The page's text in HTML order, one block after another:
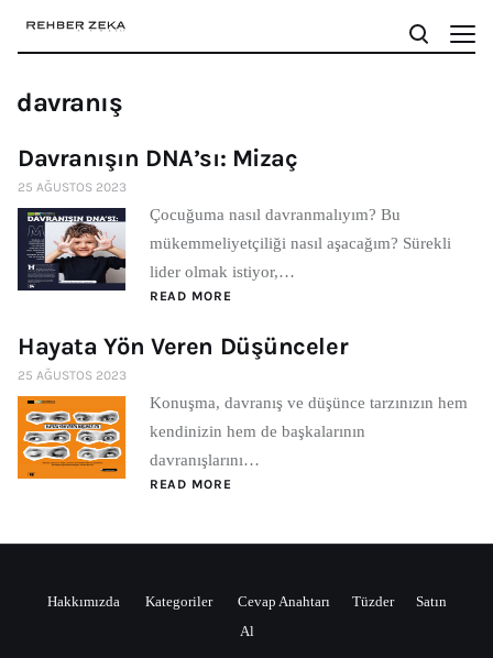
davranış
Davranışın DNA’sı: Mizaç
25 AĞUSTOS 2023
Çocuğuma nasıl davranmalıyım? Bu
mükemmeliyetçiliği nasıl aşacağım? Sürekli
lider olmak istiyor,…
READ MORE
Hayata Yön Veren Düşünceler
25 AĞUSTOS 2023
Konuşma, davranış ve düşünce tarzınızın hem
kendinizin hem de başkalarının
davranışlarını…
READ MORE
Hakkımızda Kategoriler Cevap Anahtarı Tüzder
Satın
Al